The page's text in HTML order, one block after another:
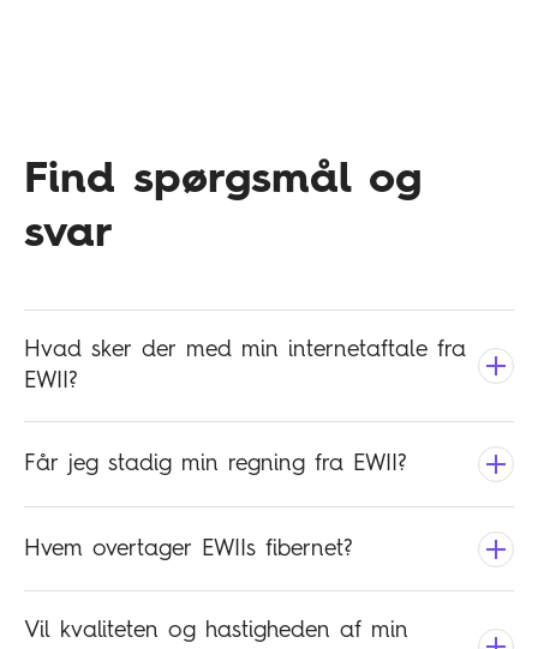
Find spørgsmål og
svar
Hvad sker der med min internetaftale fra
EWII?
Får jeg stadig min regning fra EWII?
Hvem overtager EWIIs fibernet?
Vil kvaliteten og hastigheden af min